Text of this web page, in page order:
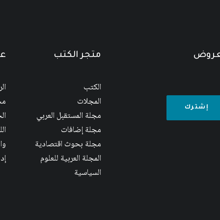
متجر الكتب
الكتب
المجلات
مجلة المستقبل العربي
مجلة إضافات
مجلة بحوث اقتصادية
المجلة العربية للعلوم
السياسية